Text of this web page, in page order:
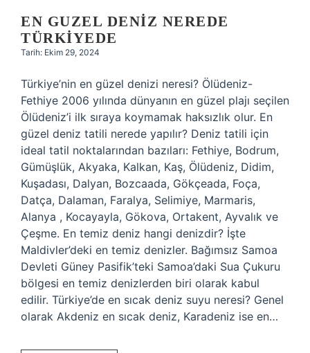
EN GUZEL DENIZ NEREDE
TÜRKIYEDE
Tarih: Ekim 29, 2024
Türkiye’nin en güzel denizi neresi? Ölüdeniz-
Fethiye 2006 yılında dünyanın en güzel plajı seçilen
Ölüdeniz’i ilk sıraya koymamak haksızlık olur. En
güzel deniz tatili nerede yapılır? Deniz tatili için
ideal tatil noktalarından bazıları: Fethiye, Bodrum,
Gümüşlük, Akyaka, Kalkan, Kaş, Ölüdeniz, Didim,
Kuşadası, Dalyan, Bozcaada, Gökçeada, Foça,
Datça, Dalaman, Faralya, Selimiye, Marmaris,
Alanya , Kocayayla, Gökova, Ortakent, Ayvalık ve
Çeşme. En temiz deniz hangi denizdir? İşte
Maldivler’deki en temiz denizler. Bağımsız Samoa
Devleti Güney Pasifik’teki Samoa’daki Sua Çukuru
bölgesi en temiz denizlerden biri olarak kabul
edilir. Türkiye’de en sıcak deniz suyu neresi? Genel
olarak Akdeniz en sıcak deniz, Karadeniz ise en…